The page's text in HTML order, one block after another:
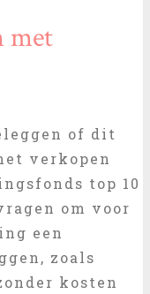
met
of dit
verkopen
top 10
om voor
een
zoals
kosten